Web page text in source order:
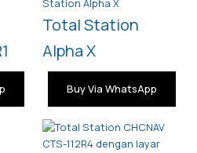
Total Station
Alpha X
Buy Via WhatsApp